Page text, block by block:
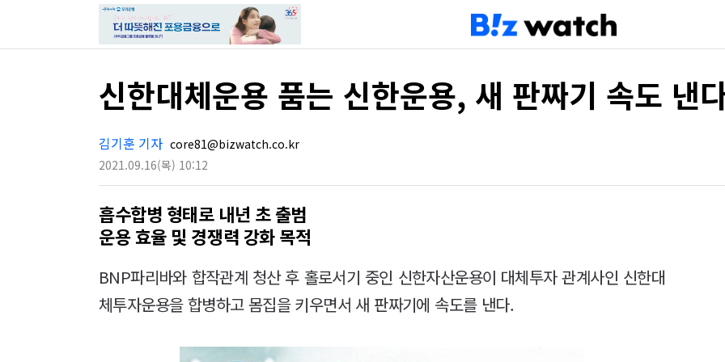
신한대체운용 품는 신한운용, 새 판짜기 속도 낸
김기훈 기자 core81@bizwatch.co.kr
2021.09.16(목) 10:12
흡수합병 형태로 내년 초 출범
운용 효율 및 경쟁력 강화 목적
BNP파리바와 합작관계 청산 후 홀로서기 중인 신한자산운용이 대체투자 관계사인 신한대
체투자운용을 합병하고 몸집을 키우면서 새 판짜기에 속도를 낸다.